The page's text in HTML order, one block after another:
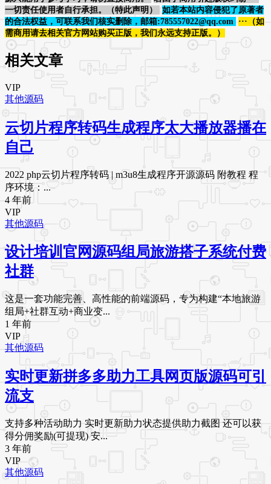
一切责任使用者自行承担。（特此声明）
如若本站内容侵犯了原著者
的合法权益，可联系我们核实删除，邮箱:785557022@qq.com
···（如
需商用请去相关官方网站购买正版，我们永远支持正版。）
相关文章
VIP
其他源码
云切片程序转码生成程序太大播放器播在
自己
2022 php云切片程序转码 | m3u8生成程序开源源码 附教程 程
序环境：...
4 年前
VIP
其他源码
设计培训官网源码组局旅游搭子系统付费
社群
这是一套功能完善、高性能的前端源码，专为构建“​​本地旅游
组局+社群互动+商业变...
1 年前
VIP
其他源码
实时更新拼多多助力工具网页版源码可引
流支
支持多种活动助力 实时更新助力状态提供助力截图 还可以获
得分佣奖励(可提现) 安...
3 年前
VIP
其他源码